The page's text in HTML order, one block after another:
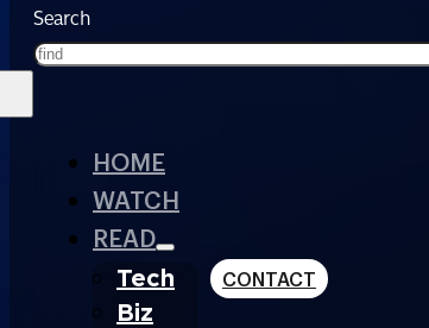
Search
HOME
WATCH
READ
Tech
Biz
CONTACT